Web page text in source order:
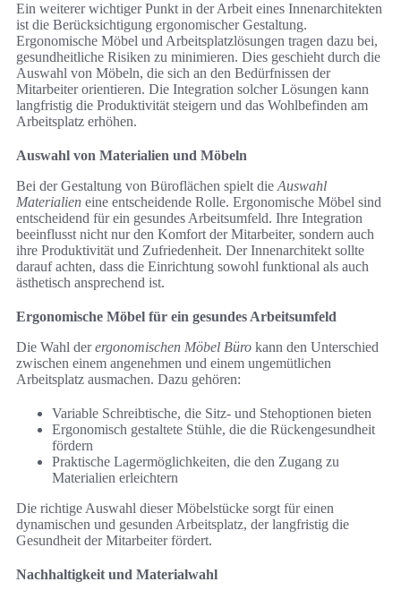
Ein weiterer wichtiger Punkt in der Arbeit eines Innenarchitekten
ist die Berücksichtigung ergonomischer Gestaltung.
Ergonomische Möbel und Arbeitsplatzlösungen tragen dazu bei,
gesundheitliche Risiken zu minimieren. Dies geschieht durch die
Auswahl von Möbeln, die sich an den Bedürfnissen der
Mitarbeiter orientieren. Die Integration solcher Lösungen kann
langfristig die Produktivität steigern und das Wohlbefinden am
Arbeitsplatz erhöhen.
Auswahl von Materialien und Möbeln
Bei der Gestaltung von Büroflächen spielt die Auswahl
Materialien eine entscheidende Rolle. Ergonomische Möbel sind
entscheidend für ein gesundes Arbeitsumfeld. Ihre Integration
beeinflusst nicht nur den Komfort der Mitarbeiter, sondern auch
ihre Produktivität und Zufriedenheit. Der Innenarchitekt sollte
darauf achten, dass die Einrichtung sowohl funktional als auch
ästhetisch ansprechend ist.
Ergonomische Möbel für ein gesundes Arbeitsumfeld
Die Wahl derergonomischen Möbel Büro kann den Unterschied
zwischen einem angenehmen und einem ungemütlichen
Arbeitsplatz ausmachen. Dazu gehören:
Variable Schreibtische, die Sitz- und Stehoptionen bieten
Ergonomisch gestaltete Stühle, die die Rückengesundheit
fördern
Praktische Lagermöglichkeiten, die den Zugang zu
Materialien erleichtern
Die richtige Auswahl dieser Möbelstücke sorgt für einen
dynamischen und gesunden Arbeitsplatz, der langfristig die
Gesundheit der Mitarbeiter fördert.
Nachhaltigkeit und Materialwahl